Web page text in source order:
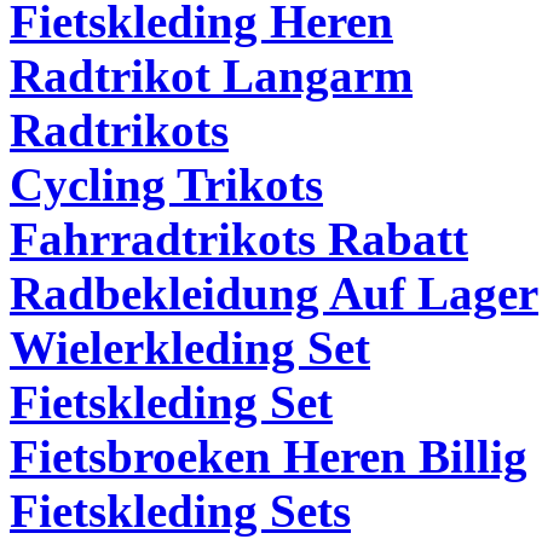
Fietskleding Heren
Radtrikot Langarm
Radtrikots
Cycling Trikots
Fahrradtrikots Rabatt
Radbekleidung Auf Lager
Wielerkleding Set
Fietskleding Set
Fietsbroeken Heren Billig
Fietskleding Sets